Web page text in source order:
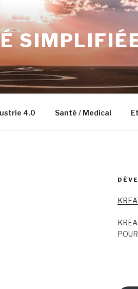
4.0 Santé / Medical